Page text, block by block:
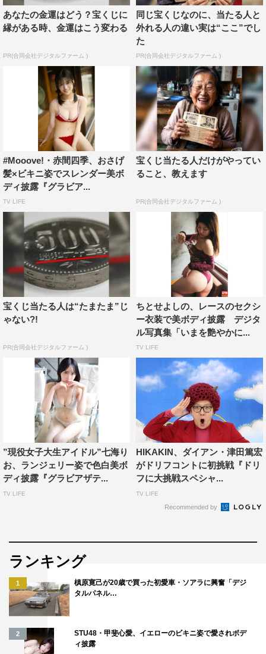
あなたの金運はどう？宝くじに
縁がある時、金運はこう変わる
PR(合同会社デジタルファーム )
同じ宝くじなのに、当たる人と
外れる人の違い実は“ここ”でし
た
PR(合同会社デジタルファーム )
#Mooove!・赤間四季、おさげ
髪×ビキニ姿でスレンダー美ボ
ディ披露『グラビア...
TV LIFE
宝くじ当たる人だけがやってい
ること、教えます
PR(合同会社デジタルファーム )
宝くじ当たる人は“たまたま”じ
ゃない?!
PR(合同会社デジタルファーム )
ちとせよしの、レースのセクシ
ー衣装で美ボディ披露 デジタ
ル写真集「いまを艶やかに...
TV LIFE
”現役女子大生アイドル”七海り
お、ランジェリー姿で色白美ボ
ディ披露『グラビアザテ...
TV LIFE
HIKAKIN、ダイアン・津田篤宏
がドリフコントに初挑戦『ドリ
フに大挑戦スペシャ...
TV LIFE
Recommended by
ランキング
1
槙原寛己が20歳で買った初愛車・ソアラに興奮「デジ
タルパネル…
2
STU48・甲斐心愛、イエローのビキニ姿で愛されボデ
ィ披露